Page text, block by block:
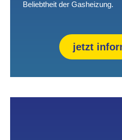
Beliebtheit der Gasheizung.
jetzt